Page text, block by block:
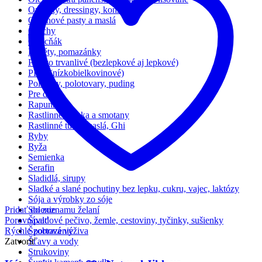
Omáčky, dressingy, konzervy
Orechové pasty a maslá
Orechy
Ovocňák
Paštéty, pomazánky
Pečivo trvanlivé (bezlepkové aj lepkové)
PKU (nízkobielkovinové)
Polievky, polotovary, puding
Pre deti
Rapunzel
Rastlinné mlieka a smotany
Rastlinné tuky, maslá, Ghi
Ryby
Ryža
Semienka
Serafin
Sladidlá, sirupy
Sladké a slané pochutiny bez lepku, cukru, vajec, laktózy
Sója a výrobky zo sóje
Solenie
Špaldové pečivo, žemle, cestoviny, tyčinky, sušienky
Športová výživa
Šťavy a vody
Strukoviny
Pridať do zoznamu želaní
Porovnávať
Rýchle zobrazenie
Zatvoriť